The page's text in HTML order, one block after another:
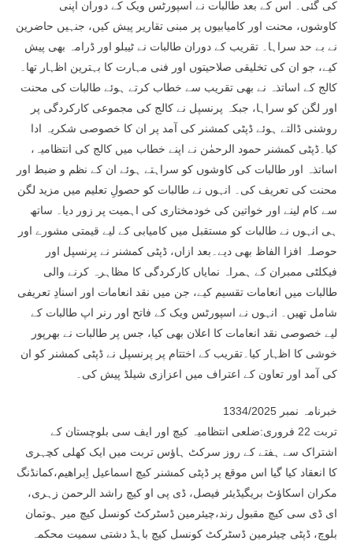
کی گئی۔ اس کے بعد طالبات نے اسپورٹس ویک کے دوران اپنی
کاوشوں، محنت اور کامیابیوں پر مبنی تقاریر پیش کیں، جنہیں حاضرین
نے بے حد سراہا۔ تقریب کے دوران طالبات نے ٹیبلو اور ڈرامہ بھی پیش
کیے، جو ان کی تخلیقی صلاحیتوں اور فنی مہارت کا بہترین اظہار تھا۔
کالج کے اساتذہ نے بھی تقریب سے خطاب کرتے ہوئے طالبات کی محنت
اور لگن کو سراہا، جبکہ پرنسپل نے کالج کی مجموعی کارکردگی پر
روشنی ڈالتے ہوئے ڈپٹی کمشنر کی آمد پر ان کا خصوصی شکریہ ادا
کیا۔ڈپٹی کمشنر حمود الرحمٰن نے اپنے خطاب میں کالج کی انتظامیہ،
اساتذہ اور طالبات کی کاوشوں کو سراہتے ہوئے ان کے نظم و ضبط اور
محنت کی تعریف کی۔ انہوں نے طالبات کو حصولِ تعلیم میں مزید لگن
سے کام لینے اور خواتین کی خودمختاری کی اہمیت پر زور دیا۔ ساتھ
ہی انہوں نے طالبات کو مستقبل میں کامیابی کے لیے قیمتی مشورے اور
حوصلہ افزا الفاظ بھی دیے۔بعد ازاں، ڈپٹی کمشنر نے پرنسپل اور
فیکلٹی ممبران کے ہمراہ نمایاں کارکردگی کا مظاہرہ کرنے والی
طالبات میں انعامات تقسیم کیے، جن میں نقد انعامات اور اسنادِ تعریفی
شامل تھیں۔ انہوں نے اسپورٹس ویک کے فاتح اور رنر اپ طالبات کے
لیے خصوصی نقد انعامات کا اعلان بھی کیا، جس پر طالبات نے بھرپور
خوشی کا اظہار کیا۔تقریب کے اختتام پر پرنسپل نے ڈپٹی کمشنر کو ان
کی آمد اور تعاون کے اعتراف میں اعزازی شیلڈ پیش کی۔
خبرنامہ نمبر 1334/2025
تربت 22 فروری:ضلعی انتظامیہ کیچ اور ایف سی بلوچستان کے
اشتراک سے ہفتے کے روز سرکٹ ہاؤس تربت میں ایک کھلی کچہری
کا انعقاد کیا گیا اس موقع پر ڈپٹی کمشنر کیچ اسماعیل اِبراھیم،کمانڈنگ
مکران اسکاؤٹ بریگیڈیئر فیصل، ڈی پی او کیچ راشد الرحمن زہری،
ای ڈی سی کیچ مقبول رند،چیئرمین ڈسٹرکٹ کونسل کیچ میر ہوتمان
بلوچ، ڈپٹی چیئرمین ڈسٹرکٹ کونسل کیچ باہڈ دشتی سمیت محکمہ